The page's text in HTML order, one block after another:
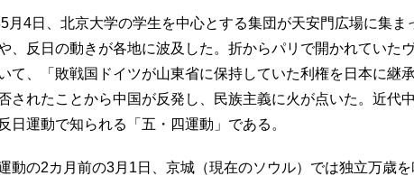
4日、北京大学の学生を中心とする集団が天安門広場に集ま
、反日の動きが各地に波及した。折からパリで開かれていた
て、「敗戦国ドイツが山東省に保持していた利権を日本に継
されたことから中国が反発し、民族主義に火が点いた。近代
日運動で知られる「五・四運動」である。
動の2カ月前の3月1日、京城（現在のソウル）では独立万歳を